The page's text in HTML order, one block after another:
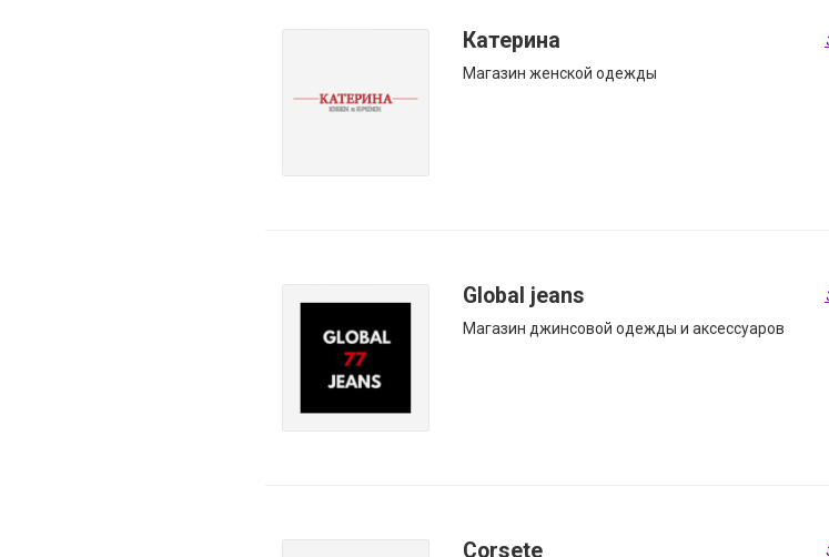
Катерина
Магазин женской одежды
Global jeans
Магазин джинсовой одежды и аксессуаров
Corsete